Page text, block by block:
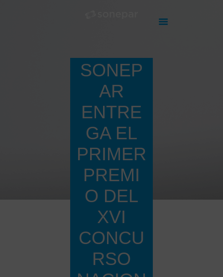
SONEP
AR
ENTRE
GA EL
PRIMER
PREMI
O DEL
XVI
CONCU
RSO
DE VENTA
PRODUCTOS
NOSOTROS
CONTACTO